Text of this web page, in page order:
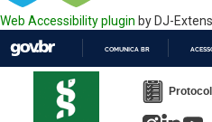
Web Accessibility plugin by DJ-
COMUNICA BR